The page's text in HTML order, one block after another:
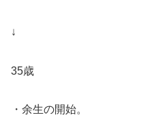
↓
35歳
・余生の開始。